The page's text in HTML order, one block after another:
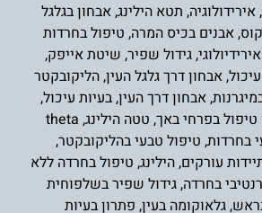
,אירידולוגיה, תטא הילינג,אבחון בגלגל
,אבנים בכיס המרה, טיפול בחרדות
,גידול שפיר, שיטת אייפק,
,אבחון דרך גלגל העין,הליקובקטר
,אבחון דרך העין,בעיות עיכול,
טיפול בפרחי באך, טטה הילינג,
theta
בחרדות, טיפול טבעי בהליקובקטר,
עורקים,הילינג, טיפול בחרדה ללא
בחרדה,גידול שפיר בשלפוחית
,גלאוקומה בעין, פתרון בעיות